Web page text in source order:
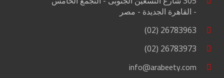
- القاهرة الجديدة - مصر
26783963 (02)
26783973 (02)
info@arabeety.com